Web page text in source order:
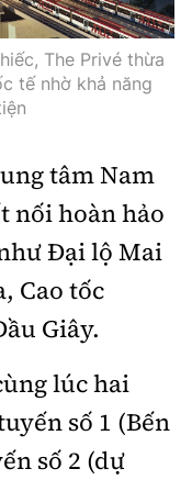
The Privé thừa
tế nhờ khả năng
tâm Nam
nối hoàn hảo
Đại lộ Mai
Cao tốc
Giây.
lúc hai
số 1 (Bến
số 2 (dự